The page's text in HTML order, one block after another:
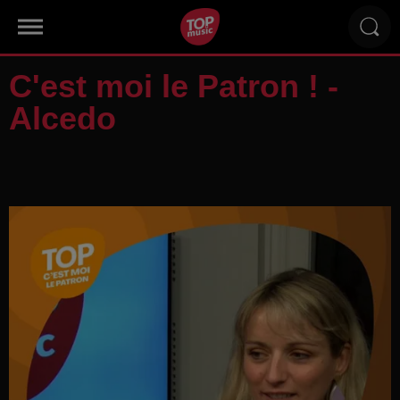
C'est moi le Patron ! -
Alcedo